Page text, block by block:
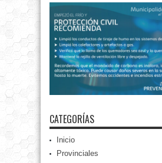
CATEGORÍAS
Inicio
Provinciales